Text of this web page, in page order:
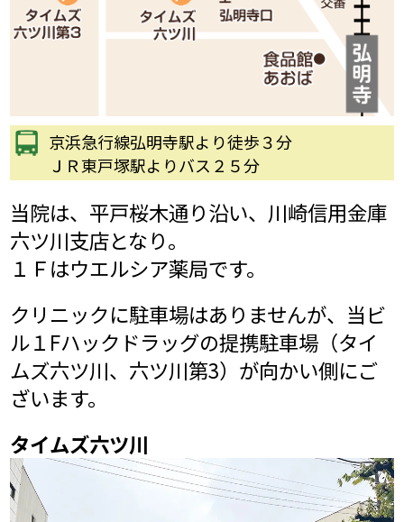
京浜急行線弘明寺駅より徒歩３分
ＪＲ東戸塚駅よりバス２５分
当院は、平戸桜木通り沿い、川崎信用金庫
六ツ川支店となり。
１Ｆはウエルシア薬局です。
クリニックに駐車場はありませんが、当ビ
ル１Fハックドラッグの提携駐車場（タイ
ムズ六ツ川、六ツ川第3）が向かい側にご
ざいます。
タイムズ六ツ川